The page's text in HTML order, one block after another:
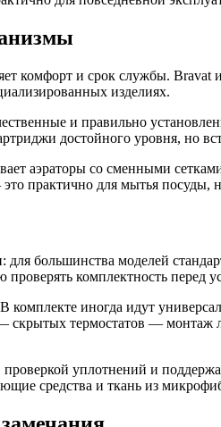
комфорт и срок службы.
изделиях.
и правильно
достойного уровня, но
аэраторы со сменными
практично для мытья посуды,
большинства моделей
комплектность перед
иногда идут
термостатов —
уплотнений и
средства и ткань из